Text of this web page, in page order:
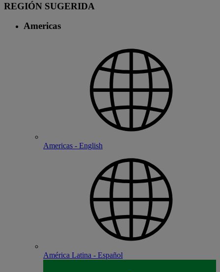
REGIÓN SUGERIDA
Americas
Americas - English
América Latina - Español